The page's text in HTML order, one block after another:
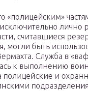
«полицейским»
лично
считавшиеся
могли быть
Служба в
к выполнению
полицейские и